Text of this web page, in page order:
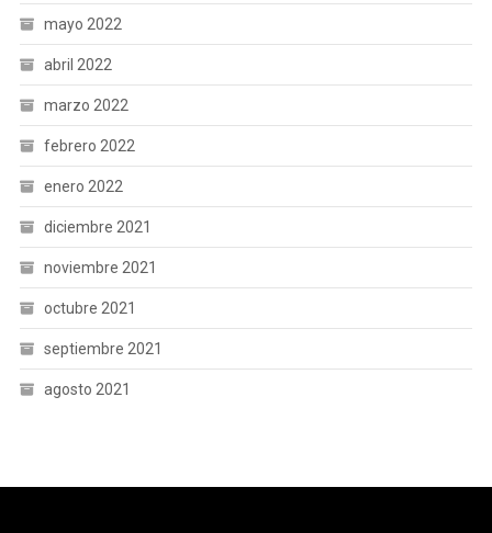
mayo 2022
abril 2022
marzo 2022
febrero 2022
enero 2022
diciembre 2021
noviembre 2021
octubre 2021
septiembre 2021
agosto 2021